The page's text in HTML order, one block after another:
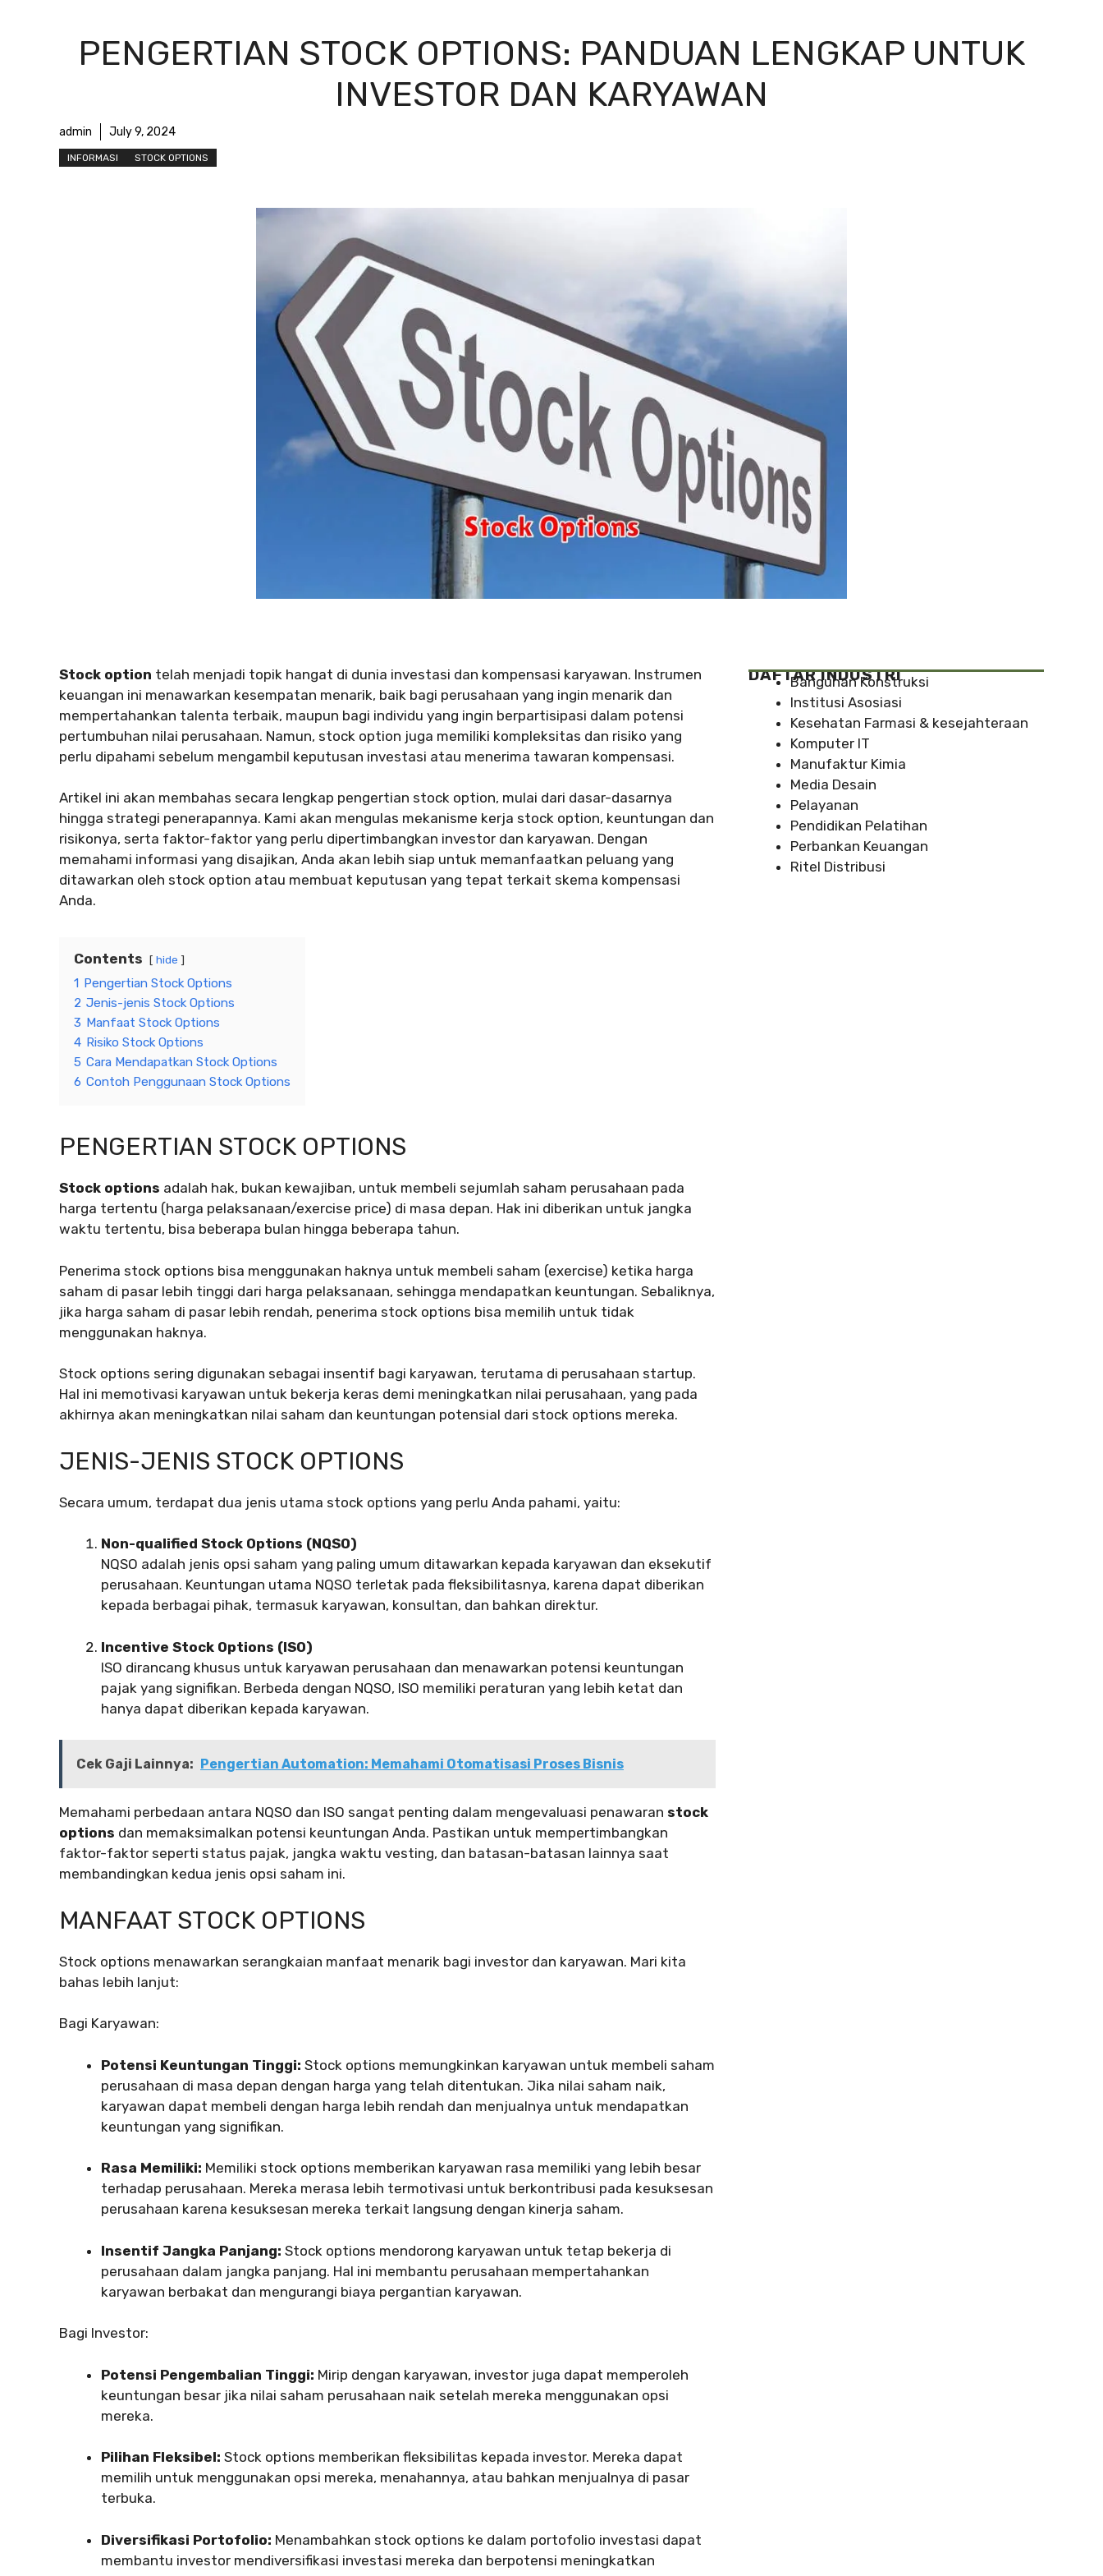
PENGERTIAN STOCK OPTIONS: PANDUAN LENGKAP UNTUK
INVESTOR DAN KARYAWAN
admin July 9, 2024
INFORMASI STOCK OPTIONS
Stock option telah menjadi topik hangat di dunia investasi dan kompensasi karyawan. Instrumen
keuangan ini menawarkan kesempatan menarik, baik bagi perusahaan yang ingin menarik dan
mempertahankan talenta terbaik, maupun bagi individu yang ingin berpartisipasi dalam potensi
pertumbuhan nilai perusahaan. Namun, stock option juga memiliki kompleksitas dan risiko yang
perlu dipahami sebelum mengambil keputusan investasi atau menerima tawaran kompensasi.
Artikel ini akan membahas secara lengkap pengertian stock option, mulai dari dasar-dasarnya
hingga strategi penerapannya. Kami akan mengulas mekanisme kerja stock option, keuntungan dan
risikonya, serta faktor-faktor yang perlu dipertimbangkan investor dan karyawan. Dengan
memahami informasi yang disajikan, Anda akan lebih siap untuk memanfaatkan peluang yang
ditawarkan oleh stock option atau membuat keputusan yang tepat terkait skema kompensasi
Anda.
Contents hide
1 Pengertian Stock Options
2 Jenis-jenis Stock Options
3 Manfaat Stock Options
4 Risiko Stock Options
5 Cara Mendapatkan Stock Options
6 Contoh Penggunaan Stock Options
PENGERTIAN STOCK OPTIONS
Stock options adalah hak, bukan kewajiban, untuk membeli sejumlah saham perusahaan pada
harga tertentu (harga pelaksanaan/exercise price) di masa depan. Hak ini diberikan untuk jangka
waktu tertentu, bisa beberapa bulan hingga beberapa tahun.
Penerima stock options bisa menggunakan haknya untuk membeli saham (exercise) ketika harga
saham di pasar lebih tinggi dari harga pelaksanaan, sehingga mendapatkan keuntungan. Sebaliknya,
jika harga saham di pasar lebih rendah, penerima stock options bisa memilih untuk tidak
menggunakan haknya.
Stock options sering digunakan sebagai insentif bagi karyawan, terutama di perusahaan startup.
Hal ini memotivasi karyawan untuk bekerja keras demi meningkatkan nilai perusahaan, yang pada
akhirnya akan meningkatkan nilai saham dan keuntungan potensial dari stock options mereka.
JENIS-JENIS STOCK OPTIONS
Secara umum, terdapat dua jenis utama stock options yang perlu Anda pahami, yaitu:
Non-qualified Stock Options (NQSO)
NQSO adalah jenis opsi saham yang paling umum ditawarkan kepada karyawan dan eksekutif
perusahaan. Keuntungan utama NQSO terletak pada fleksibilitasnya, karena dapat diberikan
kepada berbagai pihak, termasuk karyawan, konsultan, dan bahkan direktur.
Incentive Stock Options (ISO)
ISO dirancang khusus untuk karyawan perusahaan dan menawarkan potensi keuntungan
pajak yang signifikan. Berbeda dengan NQSO, ISO memiliki peraturan yang lebih ketat dan
hanya dapat diberikan kepada karyawan.
Cek Gaji Lainnya: Pengertian Automation: Memahami Otomatisasi Proses Bisnis
Memahami perbedaan antara NQSO dan ISO sangat penting dalam mengevaluasi penawaran stock
options dan memaksimalkan potensi keuntungan Anda. Pastikan untuk mempertimbangkan
faktor-faktor seperti status pajak, jangka waktu vesting, dan batasan-batasan lainnya saat
membandingkan kedua jenis opsi saham ini.
MANFAAT STOCK OPTIONS
Stock options menawarkan serangkaian manfaat menarik bagi investor dan karyawan. Mari kita
bahas lebih lanjut:
Bagi Karyawan:
Potensi Keuntungan Tinggi: Stock options memungkinkan karyawan untuk membeli saham
perusahaan di masa depan dengan harga yang telah ditentukan. Jika nilai saham naik,
karyawan dapat membeli dengan harga lebih rendah dan menjualnya untuk mendapatkan
keuntungan yang signifikan.
Rasa Memiliki: Memiliki stock options memberikan karyawan rasa memiliki yang lebih besar
terhadap perusahaan. Mereka merasa lebih termotivasi untuk berkontribusi pada kesuksesan
perusahaan karena kesuksesan mereka terkait langsung dengan kinerja saham.
Insentif Jangka Panjang: Stock options mendorong karyawan untuk tetap bekerja di
perusahaan dalam jangka panjang. Hal ini membantu perusahaan mempertahankan
karyawan berbakat dan mengurangi biaya pergantian karyawan.
Bagi Investor:
Potensi Pengembalian Tinggi: Mirip dengan karyawan, investor juga dapat memperoleh
keuntungan besar jika nilai saham perusahaan naik setelah mereka menggunakan opsi
mereka.
Pilihan Fleksibel: Stock options memberikan fleksibilitas kepada investor. Mereka dapat
memilih untuk menggunakan opsi mereka, menahannya, atau bahkan menjualnya di pasar
terbuka.
Diversifikasi Portofolio: Menambahkan stock options ke dalam portofolio investasi dapat
membantu investor mendiversifikasi investasi mereka dan berpotensi meningkatkan
DAFTAR INDUSTRI
Bangunan Konstruksi
Institusi Asosiasi
Kesehatan Farmasi & kesejahteraan
Komputer IT
Manufaktur Kimia
Media Desain
Pelayanan
Pendidikan Pelatihan
Perbankan Keuangan
Ritel Distribusi